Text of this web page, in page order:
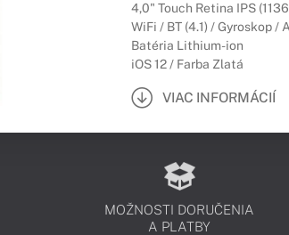
4,0" Touch Retina IPS
WiFi / BT (4.1) / Gyroskop /
Batéria Lithium-ion
iOS 12 / Farba Zlatá
VIAC INFORMÁCIÍ
MOŽNOSTI DORUČENIA
A PLATBY